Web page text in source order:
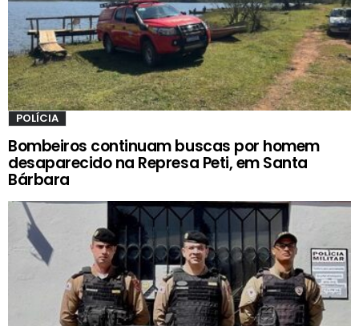
POLÍCIA
Bombeiros continuam buscas por homem
desaparecido na Represa Peti, em Santa
Bárbara